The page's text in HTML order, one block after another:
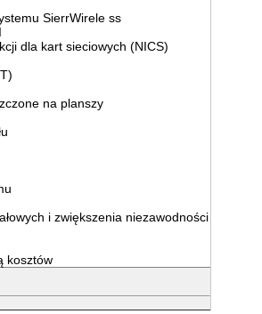
SierrWirele ss
dla kart sieciowych (NICS)
na planszy
i zwiększenia niezawodności
kosztów